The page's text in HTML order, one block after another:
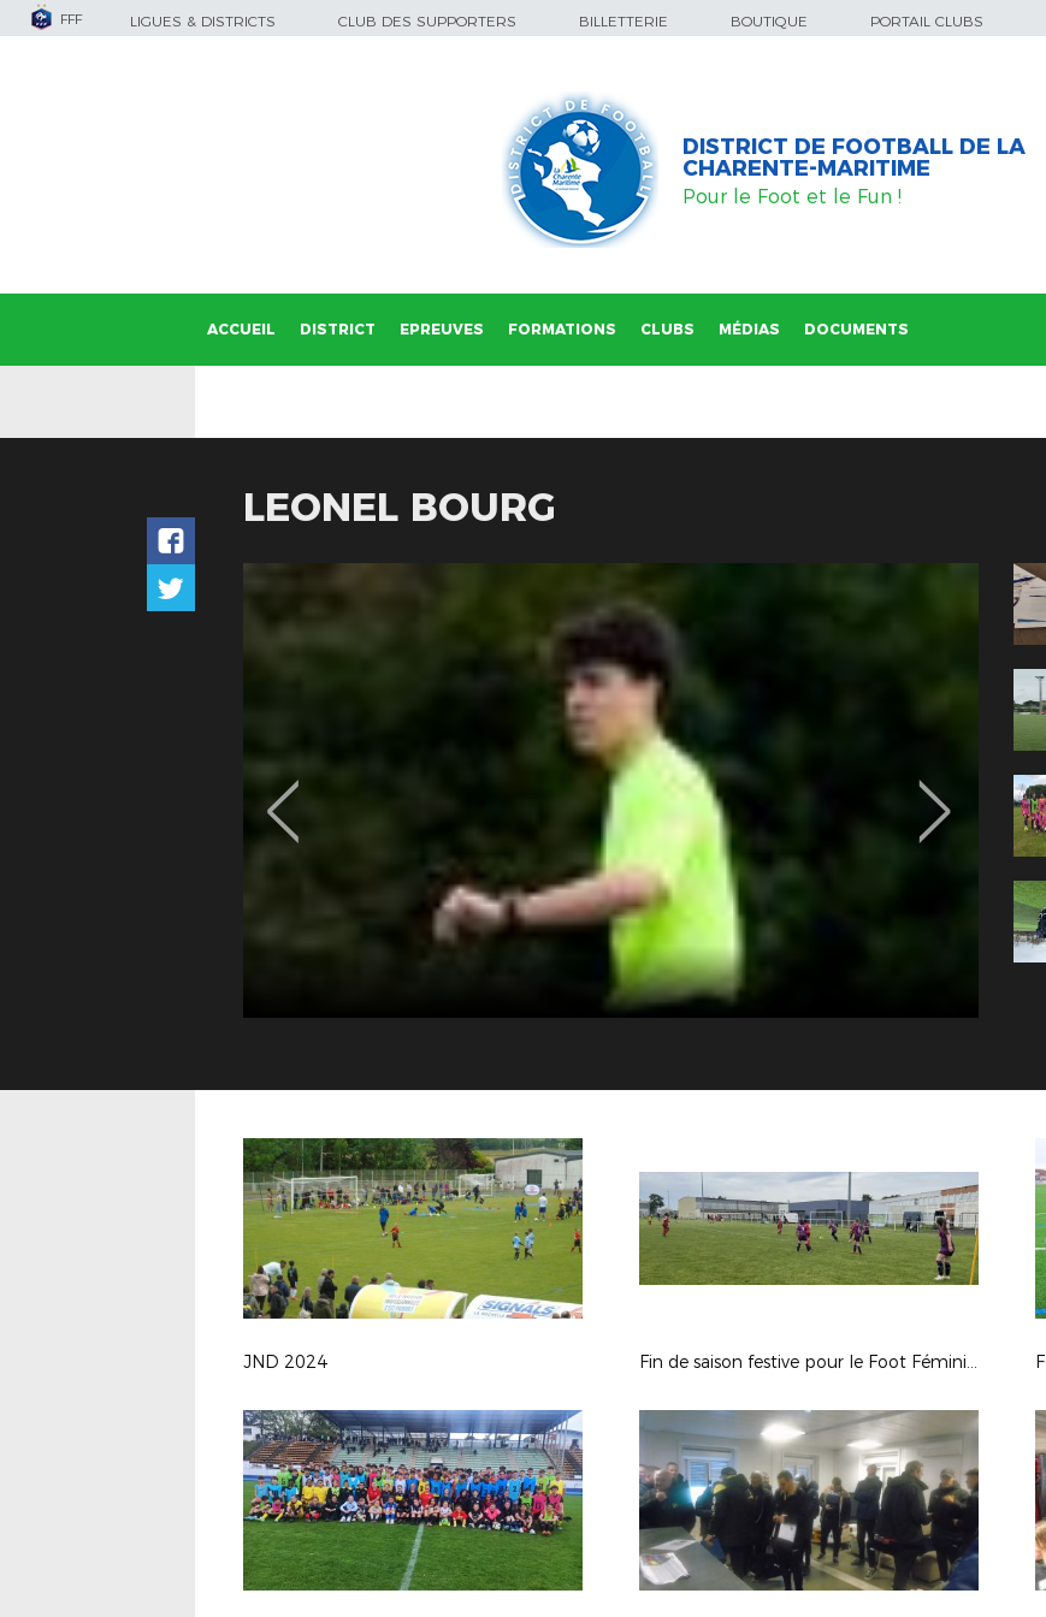
FFF LIGUES & DISTRICTS CLUB DES SUPPORTERS BILLETTERIE BOUTIQUE PORTAIL CLUBS
DISTRICT DE FOOTBALL DE LA
CHARENTE-MARITIME
Pour le Foot et le Fun !
ACCUEIL DISTRICT EPREUVES FORMATIONS CLUBS MÉDIAS DOCUMENTS
LEONEL BOURG
JND 2024 Fin de saison festive pour le Foot Féminin 17